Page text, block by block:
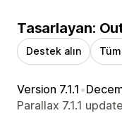
Tasarlayan:
Destek alın
Version 7.1.1 •
Parallax 7.1.1